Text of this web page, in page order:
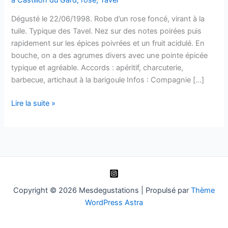
Dégusté le 22/06/1998. Robe d’un rose foncé, virant à la
tuile. Typique des Tavel. Nez sur des notes poirées puis
rapidement sur les épices poivrées et un fruit acidulé. En
bouche, on a des agrumes divers avec une pointe épicée
typique et agréable. Accords : apéritif, charcuterie,
barbecue, artichaut à la barigoule Infos : Compagnie […]
Tavel
Lire la suite »
Copyright © 2026 Mesdegustations | Propulsé par Thème
WordPress Astra